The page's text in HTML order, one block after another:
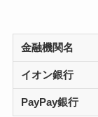
金融機関名
イオン銀行
PayPay銀行